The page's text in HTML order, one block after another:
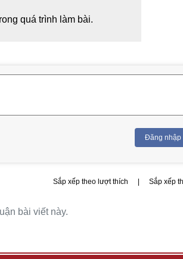
quá trình làm bài.
Đăng nhập
Sắp xếp theo lượt thích Sắp xếp
bài viết này.